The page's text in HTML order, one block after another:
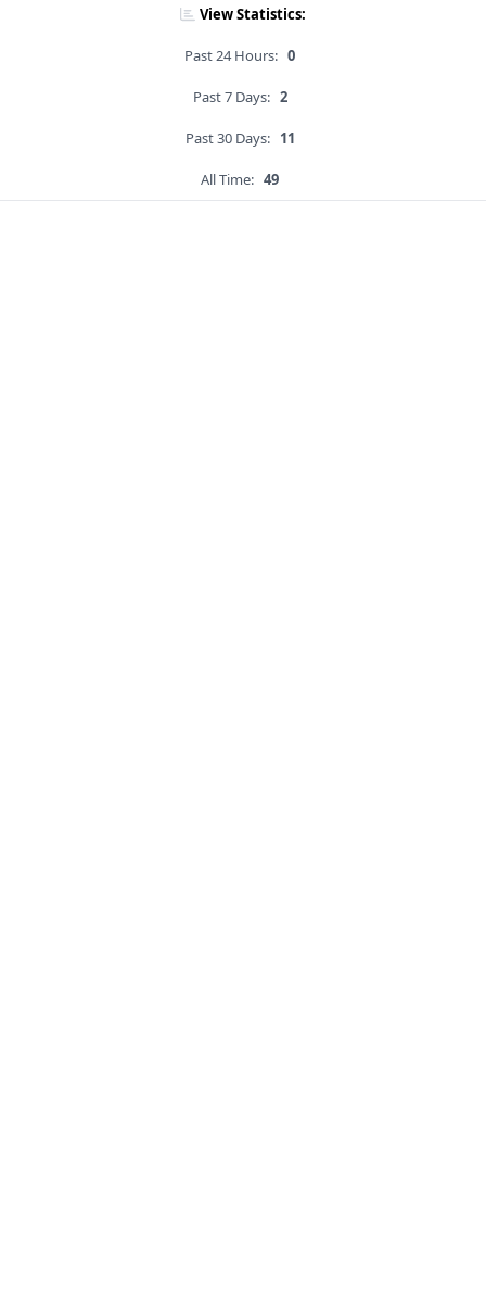
View Statistics:
Past 24 Hours: 0
Past 7 Days: 2
Past 30 Days: 11
All Time: 49